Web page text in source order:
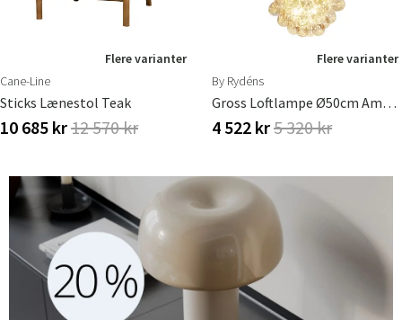
Flere varianter
Cane-Line
Sticks Lænestol Teak
10 685 kr12 570 kr
Flere varianter
By Rydéns
Gross Loftlampe Ø50cm Amber
4 522 kr5 320 kr